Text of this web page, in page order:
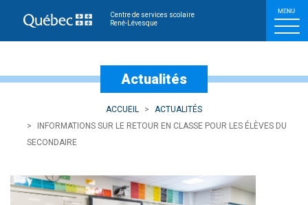
Centre de services scolaire
René-Lévesque
Informations sur le
Actualités
ACCUEIL
ACTUALITÉS
INFORMATIONS SUR LE RETOUR EN CLASSE POUR LES ÉLÈVES DU
SECONDAIRE